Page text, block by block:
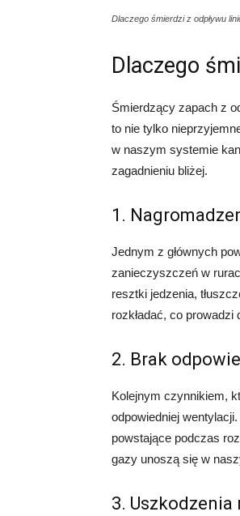
Dlaczego śmierdzi z odpływu
Dlaczego
Śmierdzący zapach z
to nie tylko
w naszym systemie
zagadnieniu bliżej.
1.
Jednym z głównych
zanieczyszczeń w
resztki jedzenia,
rozkładać, co
2. Brak
Kolejnym czynnikiem,
odpowiedniej
powstające podczas
gazy unoszą się w
3. Uszkodzenia